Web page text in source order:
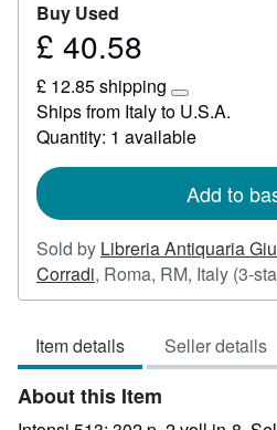
Buy Used
Price
40.58
£ 40.58
£ 12.85 shipping
Learn
more
about
rates
Ships from Italy to U.S.A.
Quantity: 1 available
Add to
Sold by Libreria Antiquaria
Corradi, Roma, RM, Italy (3-
Item details Seller details
About this Item